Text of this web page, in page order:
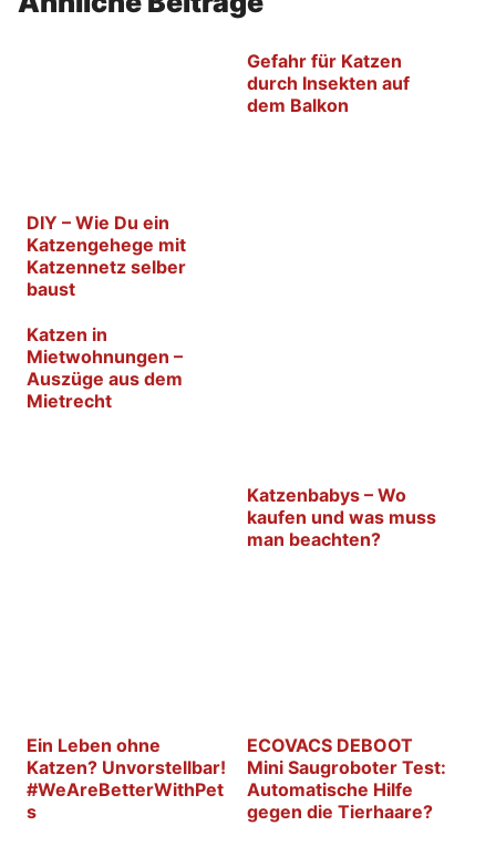
DIY – Wie Du ein
Katzengehege mit
Katzennetz selber
baust
Gefahr für Katzen
durch Insekten auf
dem Balkon
Katzen in
Mietwohnungen –
Auszüge aus dem
Mietrecht
Katzenbabys – Wo
kaufen und was muss
man beachten?
Ein Leben ohne
Katzen? Unvorstellbar!
#WeAreBetterWithPet
s
ECOVACS DEBOOT
Mini Saugroboter Test:
Automatische Hilfe
gegen die Tierhaare?